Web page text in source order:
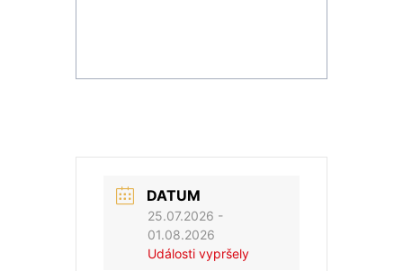
DATUM
25.07.2026 -
01.08.2026
Události vypršely